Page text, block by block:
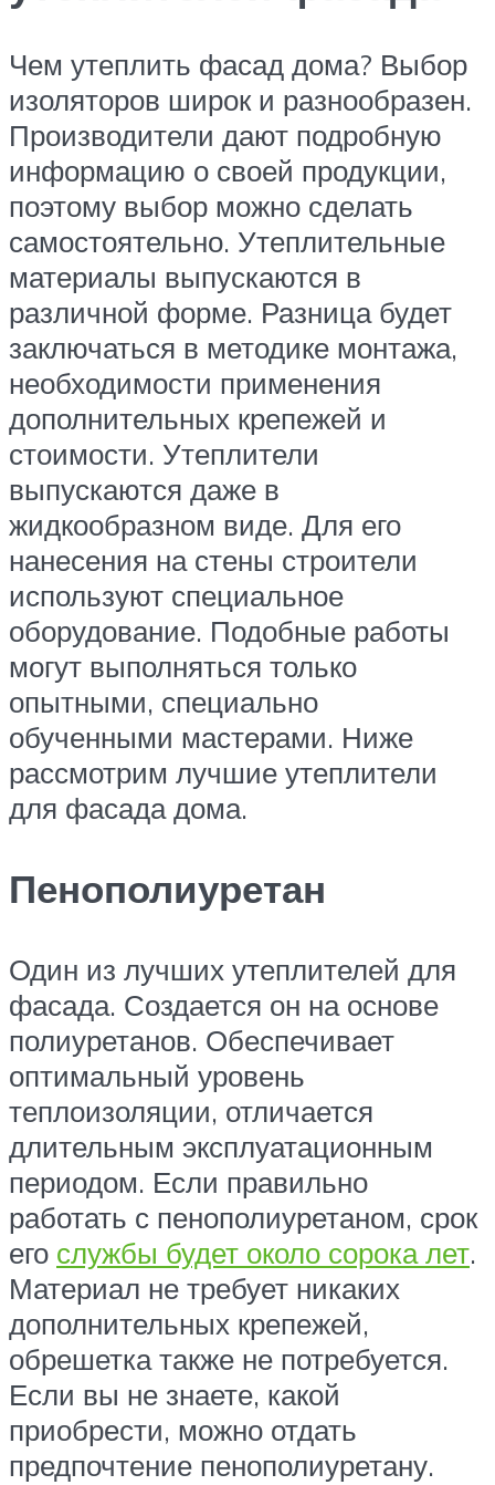
Чем утеплить фасад дома? Выбор
изоляторов широк и разнообразен.
Производители дают подробную
информацию о своей продукции,
поэтому выбор можно сделать
самостоятельно. Утеплительные
материалы выпускаются в
различной форме. Разница будет
заключаться в методике монтажа,
необходимости применения
дополнительных крепежей и
стоимости. Утеплители
выпускаются даже в
жидкообразном виде. Для его
нанесения на стены строители
используют специальное
оборудование. Подобные работы
могут выполняться только
опытными, специально
обученными мастерами. Ниже
рассмотрим лучшие утеплители
для фасада дома.
Пенополиуретан
Один из лучших утеплителей для
фасада. Создается он на основе
полиуретанов. Обеспечивает
оптимальный уровень
теплоизоляции, отличается
длительным эксплуатационным
периодом. Если правильно
работать с пенополиуретаном, срок
его службы будет около сорока лет.
Материал не требует никаких
дополнительных крепежей,
обрешетка также не потребуется.
Если вы не знаете, какой
приобрести, можно отдать
предпочтение пенополиуретану.